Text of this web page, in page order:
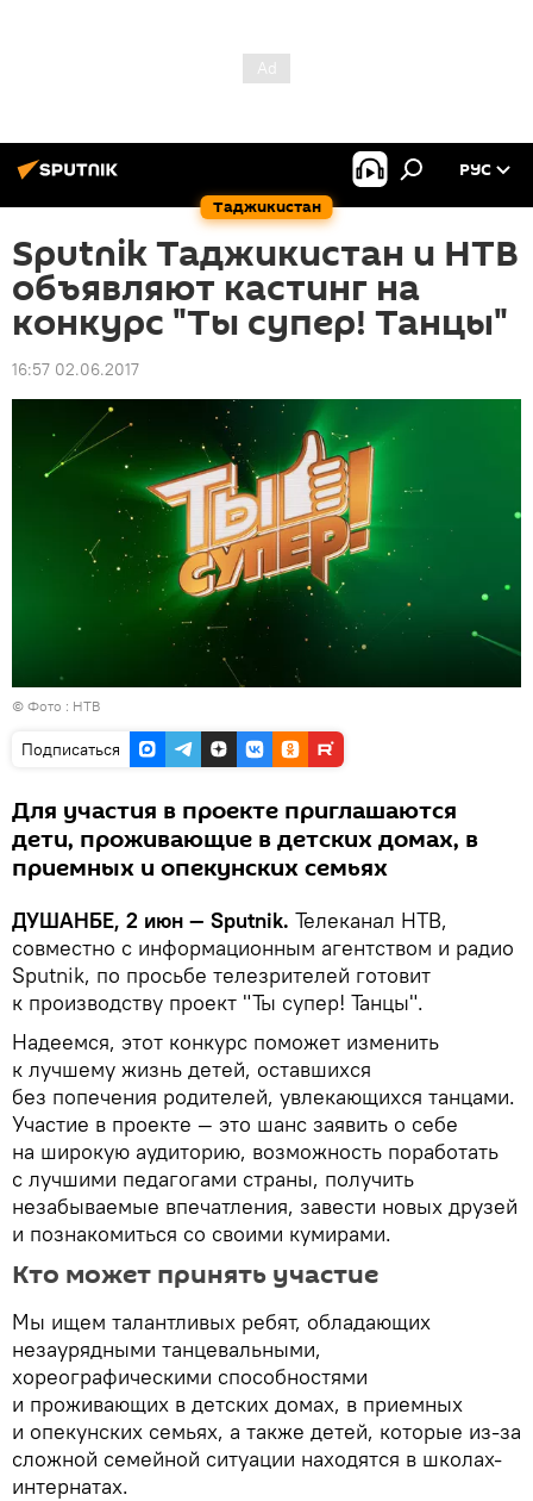
Таджикистан
РУС
Sputnik Таджикистан и НТВ
объявляют кастинг на
конкурс "Ты супер! Танцы"
16:57 02.06.2017
© Фото : НТВ
Подписаться
Для участия в проекте приглашаются
дети, проживающие в детских домах, в
приемных и опекунских семьях
ДУШАНБЕ, 2 июн — Sputnik. Телеканал НТВ,
совместно с информационным агентством и радио
Sputnik, по просьбе телезрителей готовит
к производству проект "Ты супер! Танцы".
Надеемся, этот конкурс поможет изменить
к лучшему жизнь детей, оставшихся
без попечения родителей, увлекающихся танцами.
Участие в проекте — это шанс заявить о себе
на широкую аудиторию, возможность поработать
с лучшими педагогами страны, получить
незабываемые впечатления, завести новых друзей
и познакомиться со своими кумирами.
Кто может принять участие
Мы ищем талантливых ребят, обладающих
незаурядными танцевальными,
хореографическими способностями
и проживающих в детских домах, в приемных
и опекунских семьях, а также детей, которые из-за
сложной семейной ситуации находятся в школах-
интернатах.